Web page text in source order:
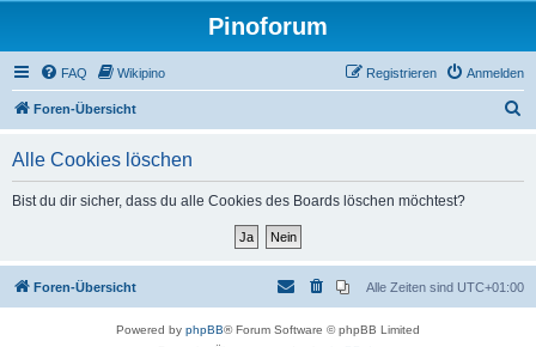
Pinoforum
FAQ Wikipino Anmelden
Registrieren
Foren-Übersicht
Alle Cookies löschen
Bist du dir sicher, dass du alle Cookies des Boards löschen möchtest?
Foren-Übersicht Alle Zeiten sind UTC+01:00
Powered by phpBB® Forum Software © phpBB Limited